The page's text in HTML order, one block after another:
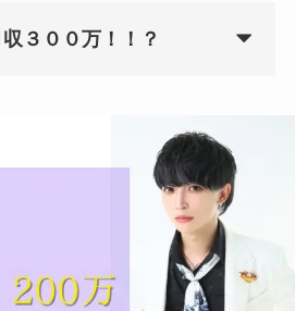
３００万！！？